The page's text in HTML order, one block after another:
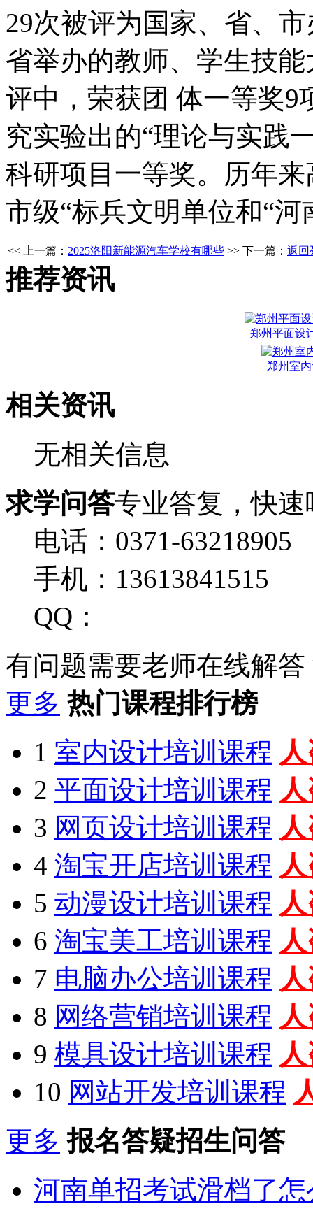
29次被评为国家、省、
省举办的教师、学生技
评中，荣获团 体一等奖9
究实验出的“理论与实践
科研项目一等奖。历年
市级“标兵文明单位和“河
<< 上一篇： 2025洛阳新能源汽车学校有哪些 >> 下一篇： 返回
推荐资讯
郑州平面设
郑州室
相关资讯
无相关信息
求学问答专业答复，快速
电话：0371-63218905
手机：13613841515
QQ：
有问题需要老师在线解答
更多 热门课程排行榜
1 室内设计培训课程
2 平面设计培训课程
3 网页设计培训课程
4 淘宝开店培训课程
5 动漫设计培训课程
6 淘宝美工培训课程
7 电脑办公培训课程
8 网络营销培训课程
9 模具设计培训课程
10 网站开发培训课程
更多 报名答疑招生问答
河南单招考试滑档了